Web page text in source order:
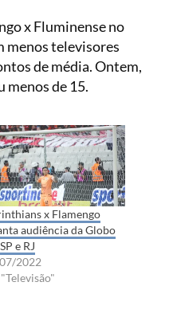
x Fluminense no
menos televisores
de média. Ontem,
menos de 15.
x Flamengo
audiência da Globo
e RJ
2022